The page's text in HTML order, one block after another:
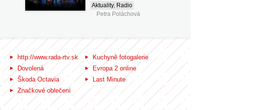
Aktuality, Radio
Petra Poláchová
http://www.rada-rtv.sk
Kuchyně fotogalerie
Dovolená
Evropa 2 online
Škoda Octavia
Last Minute
Značkové oblečení